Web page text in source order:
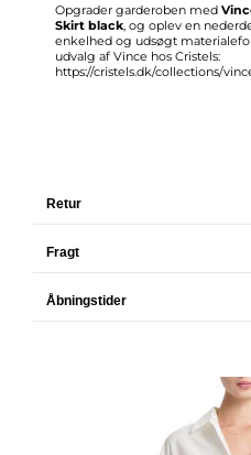
Opgrader garderoben med
Skirt black , og oplev en
enkelhed og udsøgt
udvalg af Vince hos Cristels:
https://cristels.dk/collections/
Retur
Fragt
Åbningstider